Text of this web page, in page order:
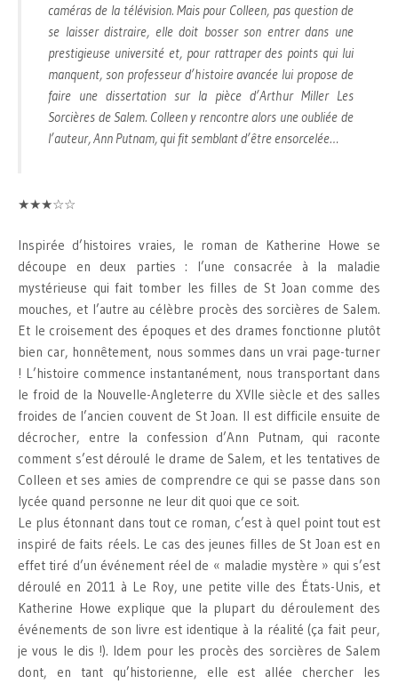
caméras de la télévision. Mais pour Colleen, pas question de
se laisser distraire, elle doit bosser son entrer dans une
prestigieuse université et, pour rattraper des points qui lui
manquent, son professeur d’histoire avancée lui propose de
faire une dissertation sur la pièce d’Arthur Miller Les
Sorcières de Salem. Colleen y rencontre alors une oubliée de
l’auteur, Ann Putnam, qui fit semblant d’être ensorcelée…
★★★☆☆
Inspirée d’histoires vraies, le roman de Katherine Howe se
découpe en deux parties : l’une consacrée à la maladie
mystérieuse qui fait tomber les filles de St Joan comme des
mouches, et l’autre au célèbre procès des sorcières de Salem.
Et le croisement des époques et des drames fonctionne plutôt
bien car, honnêtement, nous sommes dans un vrai page-turner
! L’histoire commence instantanément, nous transportant dans
le froid de la Nouvelle-Angleterre du XVIIe siècle et des salles
froides de l’ancien couvent de St Joan. Il est difficile ensuite de
décrocher, entre la confession d’Ann Putnam, qui raconte
comment s’est déroulé le drame de Salem, et les tentatives de
Colleen et ses amies de comprendre ce qui se passe dans son
lycée quand personne ne leur dit quoi que ce soit.
Le plus étonnant dans tout ce roman, c’est à quel point tout est
inspiré de faits réels. Le cas des jeunes filles de St Joan est en
effet tiré d’un événement réel de « maladie mystère » qui s’est
déroulé en 2011 à Le Roy, une petite ville des États-Unis, et
Katherine Howe explique que la plupart du déroulement des
événements de son livre est identique à la réalité (ça fait peur,
je vous le dis !). Idem pour les procès des sorcières de Salem
dont, en tant qu’historienne, elle est allée chercher les